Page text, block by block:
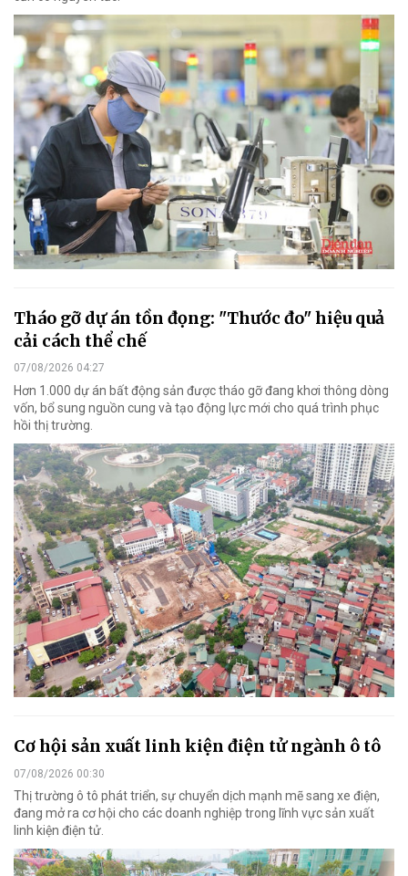
Tháo gỡ dự án tồn đọng: "Thước đo" hiệu quả
cải cách thể chế
07/08/2026 04:27
Hơn 1.000 dự án bất động sản được tháo gỡ đang khơi thông dòng
vốn, bổ sung nguồn cung và tạo động lực mới cho quá trình phục
hồi thị trường.
Cơ hội sản xuất linh kiện điện tử ngành ô tô
07/08/2026 00:30
Thị trường ô tô phát triển, sự chuyển dịch mạnh mẽ sang xe điện,
đang mở ra cơ hội cho các doanh nghiệp trong lĩnh vực sản xuất
linh kiện điện tử.